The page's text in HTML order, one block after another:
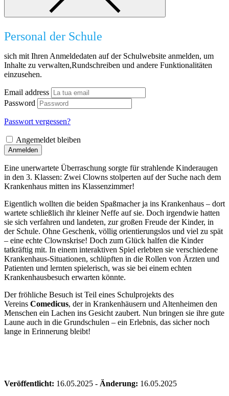
Personal der Schule
sich mit Ihren Anmeldedaten auf der Schulwebsite anmelden, um
Inhalte zu verwalten,Rundschreiben und andere Funktionalitäten
einzusehen.
Email address
Password
Passwort vergessen?
Angemeldet bleiben
Anmelden
Eine unerwartete Überraschung sorgte für strahlende Kinderaugen
in den 3. Klassen: Zwei Clowns stolperten auf der Suche nach dem
Krankenhaus mitten ins Klassenzimmer!
Eigentlich wollten die beiden Spaßmacher ja ins Krankenhaus – dort
wartete schließlich ihr kleiner Neffe auf sie. Doch irgendwie hatten
sie sich verfahren und landeten, zur großen Freude der Kinder, in
der Schule. Ohne Geschenk, völlig orientierungslos und viel zu spät
– eine echte Clownskrise! Doch zum Glück halfen die Kinder
tatkräftig mit. In einem interaktiven Spiel erlebten sie verschiedene
Krankenhaus-Situationen, schlüpften in die Rollen von Ärzten und
Patienten und lernten spielerisch, was sie bei einem echten
Krankenhausbesuch erwarten könnte.
Der fröhliche Besuch ist Teil eines Schulprojekts des
Vereins Comedicus, der in Krankenhäusern und Altenheimen den
Menschen ein Lachen ins Gesicht zaubert. Nun bringen sie ihre gute
Laune auch in die Grundschulen – ein Erlebnis, das sicher noch
lange in Erinnerung bleibt!
Veröffentlicht: 16.05.2025 - Änderung: 16.05.2025